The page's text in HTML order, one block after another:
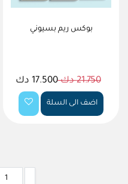
بوكس ريم بسيوني
21.750 دك 17.500 دك
اضف الى السلة
1